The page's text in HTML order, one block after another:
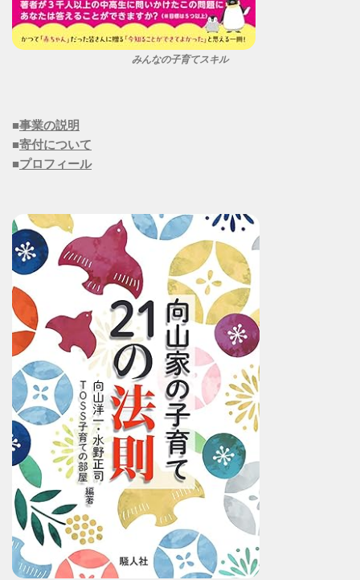
みんなの子育てスキル
■事業の説明
■寄付について
■プロフィール